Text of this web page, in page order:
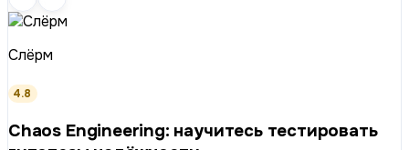
Слёрм
4.8
Chaos Engineering: научитесь тестировать